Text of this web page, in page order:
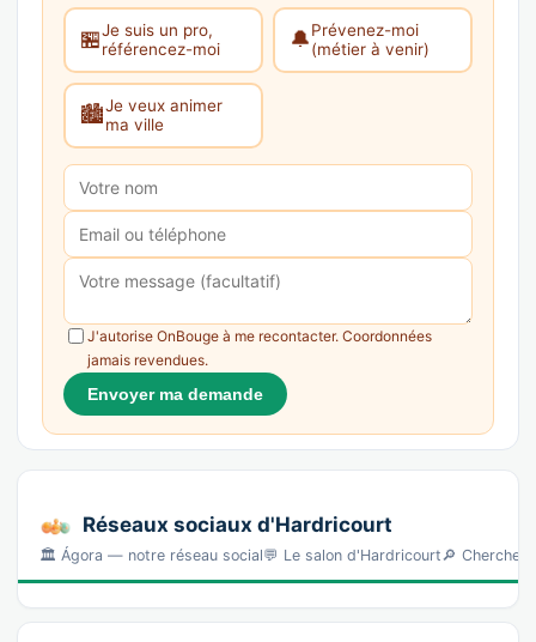
🏪Je suis un pro,
référencez-moi
🔔Prévenez-moi
(métier à venir)
🏙️Je veux animer
ma ville
J'autorise OnBouge à me recontacter. Coordonnées
jamais revendues.
Envoyer ma demande
Réseaux sociaux d'Hardricourt
🏛️ Ágora — notre réseau social💬 Le salon d'Hardricourt🔎 Chercher